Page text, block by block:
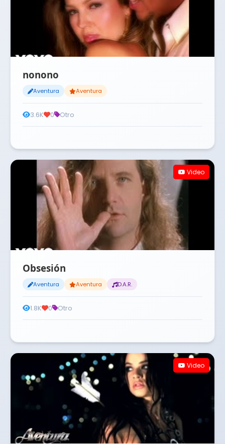
nonono
Aventura Aventura
3.6K 0 Otro
Video
Obsesión
Aventura Aventura D.A.R.
1.8K 0 Otro
Video